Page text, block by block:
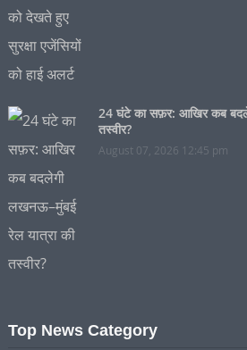
24 घंटे का सफ़र: आखिर कब
तस्वीर?
August 07, 2026 12:45 pm
Top News Category